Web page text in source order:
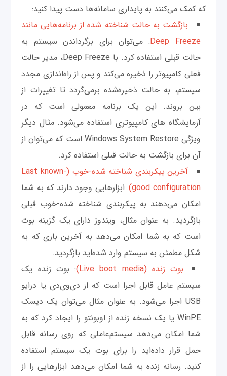
که کمک می‌کنند به پایداری سامانه‌ها دست پیدا کنید:
بازگشت به حالت شناخته شده از برنامه‌هایی مانند
Deep Freeze: می‌توان برای برگرداندن سیستم به
حالت قبلی استفاده کرد. با Deep Freeze، مدیر حالت
فعلی کامپیوتر را ذخیره می‌کند و پس از راه‌اندازی مجدد
سیستم، به حالت ذخیره‌شده برمی‌گردد تا تغییرات از
بین بروند. این یک برنامه معمولی است که در
آزمایشگاه های کامپیوتری استفاده می‌شود. مثال دیگر
ویژگی Windows System Restore است که می‌توان از
آن برای بازگشت به حالت قبلی استفاده کرد.
آخرین پیکربندی شناخته شده-خوب (Last known-
good configuration) : ابزارهایی وجود دارند که به شما
امکان می‌دهند به پیکربندی شناخته شده-خوب قبلی
بازگردید. به عنوان مثال، ویندوز دارای یک گزینه بوت
است که به شما امکان می‌دهد به آخرین باری که به
شکل مطمئن به سیستم وارد شده‌اید بازگردید.
بوت زنده (Live boot media)
: بوت زنده یک
سیستم عامل قابل اجرا است که از دی‌وی‌دی یا درایو
USB اجرا می‌شود. به عنوان مثال می‌توان یک دیسک
WinPE یا یک نسخه زنده از اوبونتو را ایجاد کرد که به
شما امکان می‌دهد سیستم‌عاملی که روی رسانه قابل
حمل قرار داده‌اید را برای بوت یک سیستم استفاده
کنید. رسانه زنده به شما امکان می‌دهد ابزارهایی را از